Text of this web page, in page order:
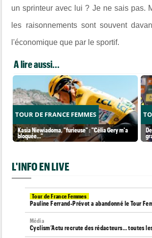
un sprinteur avec lui ? Je ne sais pas.
les raisonnements sont souvent
l'économique que par le sportif.
A lire aussi...
TOUR DE FRANCE FEMMES
Kasia Niewiadoma, "furieuse" : "Célia Gery m'a
bloquée..."
L'INFO EN LIVE
Tour de France Femmes
Pauline Ferrand-Prévot a abandonné le Tour
Média
Cyclism’Actu recrute des rédacteurs… toutes